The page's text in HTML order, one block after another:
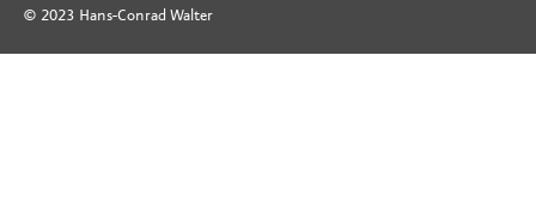
© 2023 Hans-Conrad Walter